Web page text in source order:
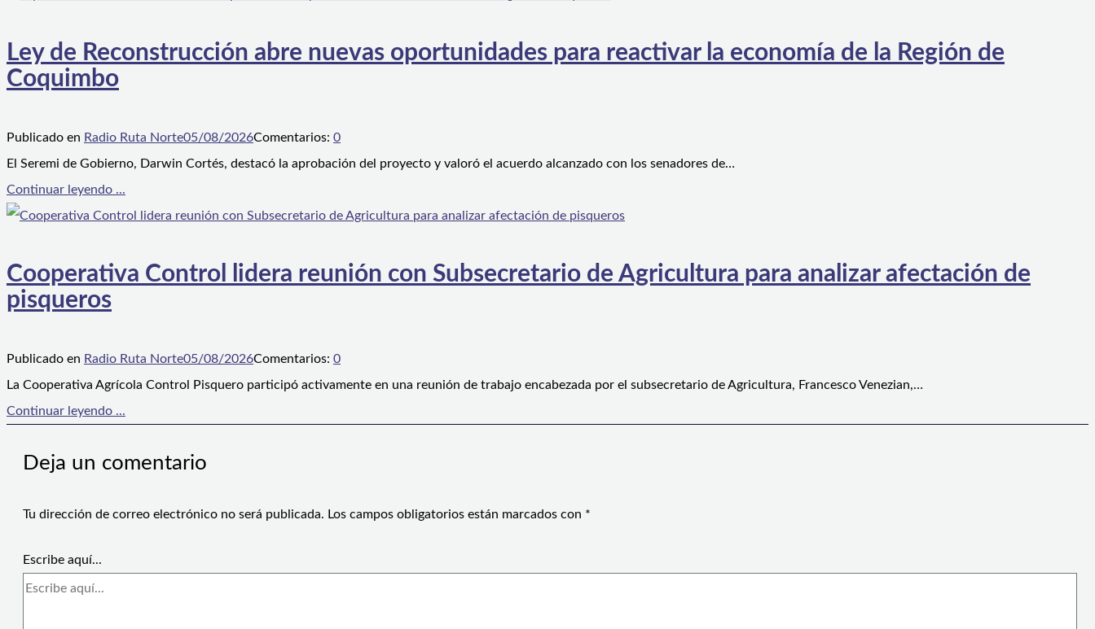
Ley de Reconstrucción abre nuevas oportunidades para reactivar la economía de la Región de
Coquimbo
Publicado en Radio Ruta Norte05/08/2026Comentarios: 0
El Seremi de Gobierno, Darwin Cortés, destacó la aprobación del proyecto y valoró el acuerdo alcanzado con los senadores de…
Continuar leyendo ...
Cooperativa Control lidera reunión con Subsecretario de Agricultura para analizar afectación de
pisqueros
Publicado en Radio Ruta Norte05/08/2026Comentarios: 0
La Cooperativa Agrícola Control Pisquero participó activamente en una reunión de trabajo encabezada por el subsecretario de Agricultura, Francesco Venezian,…
Continuar leyendo ...
Deja un comentario
Tu dirección de correo electrónico no será publicada. Los campos obligatorios están marcados con *
Escribe aquí...